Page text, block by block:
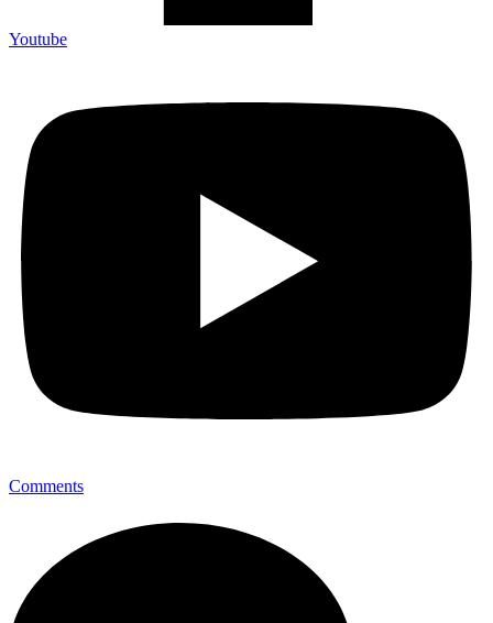
Youtube
Comments